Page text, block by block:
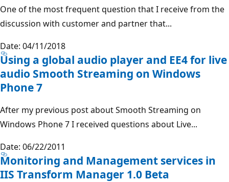
One of the most frequent question that I receive from the
discussion with customer and partner that...
Date: 04/11/2018
Using a global audio player and EE4 for live
audio Smooth Streaming on Windows
Phone 7
After my previous post about Smooth Streaming on
Windows Phone 7 I received questions about Live...
Date: 06/22/2011
Monitoring and Management services in
IIS Transform Manager 1.0 Beta